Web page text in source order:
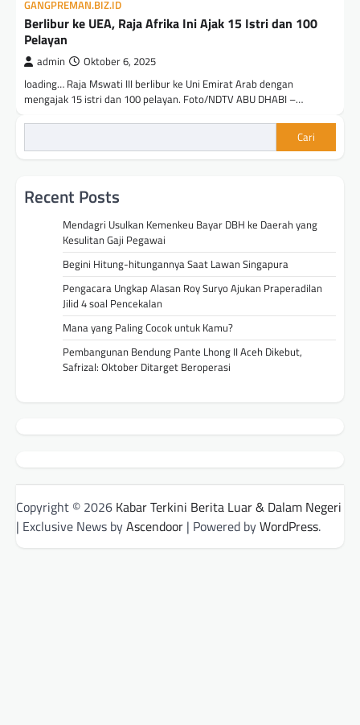
GANGPREMAN.BIZ.ID
Berlibur ke UEA, Raja Afrika Ini Ajak 15 Istri dan 100
Pelayan
admin Oktober 6, 2025
loading… Raja Mswati III berlibur ke Uni Emirat Arab dengan
mengajak 15 istri dan 100 pelayan. Foto/NDTV ABU DHABI –…
Cari
Recent Posts
Mendagri Usulkan Kemenkeu Bayar DBH ke Daerah yang
Kesulitan Gaji Pegawai
Begini Hitung-hitungannya Saat Lawan Singapura
Pengacara Ungkap Alasan Roy Suryo Ajukan Praperadilan
Jilid 4 soal Pencekalan
Mana yang Paling Cocok untuk Kamu?
Pembangunan Bendung Pante Lhong II Aceh Dikebut,
Safrizal: Oktober Ditarget Beroperasi
Copyright © 2026 Kabar Terkini Berita Luar & Dalam Negeri
| Exclusive News byAscendoor | Powered byWordPress.